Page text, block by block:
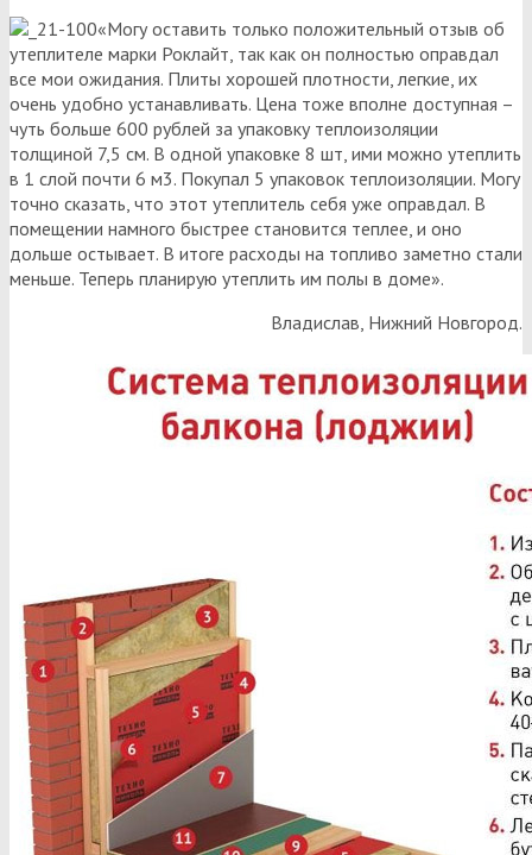
«Могу оставить только положительный отзыв об
утеплителе марки Роклайт, так как он полностью оправдал
все мои ожидания. Плиты хорошей плотности, легкие, их
очень удобно устанавливать. Цена тоже вполне доступная –
чуть больше 600 рублей за упаковку теплоизоляции
толщиной 7,5 см. В одной упаковке 8 шт, ими можно утеплить
в 1 слой почти 6 м3. Покупал 5 упаковок теплоизоляции. Могу
точно сказать, что этот утеплитель себя уже оправдал. В
помещении намного быстрее становится теплее, и оно
дольше остывает. В итоге расходы на топливо заметно стали
меньше. Теперь планирую утеплить им полы в доме».
Владислав, Нижний Новгород.